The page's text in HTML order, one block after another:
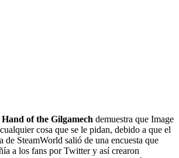
of the Gilgamech demuestra que Image
cosa que se le pidan, debido a que el
de SteamWorld salió de una encuesta que
a los fans por Twitter y así crearon